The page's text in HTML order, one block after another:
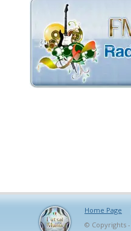
Home Page
© Copyrights -